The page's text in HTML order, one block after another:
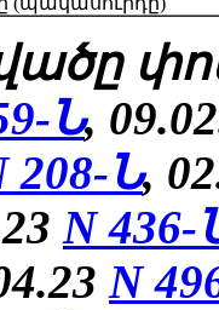
Ն,
208-Ն,
N 436-
N